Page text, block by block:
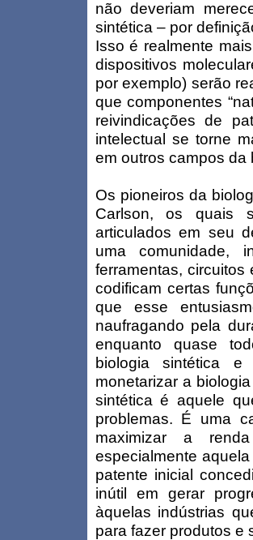
não deveriam
sintética – por
Isso é realmente
dispositivos
por exemplo) serão
que componentes
reivindicações de
intelectual se torne
em outros campos da
Os pioneiros da
Carlson, os quais
articulados em seu
uma comunidade,
ferramentas, circuitos
codificam certas
que esse
naufragando pela
enquanto quase
biologia sintética e
monetarizar a
sintética é aquele
problemas. É uma
maximizar a
especialmente
patente inicial
inútil em gerar
àquelas indústrias
para fazer produtos e